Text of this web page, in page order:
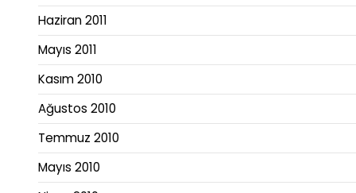
Haziran 2011
Mayıs 2011
Kasım 2010
Ağustos 2010
Temmuz 2010
Mayıs 2010